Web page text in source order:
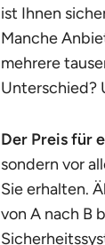
ist Ihnen
Manche
mehrere
Unterschied?
Der Preis für
sondern vor
Sie erhalten.
von A nach B